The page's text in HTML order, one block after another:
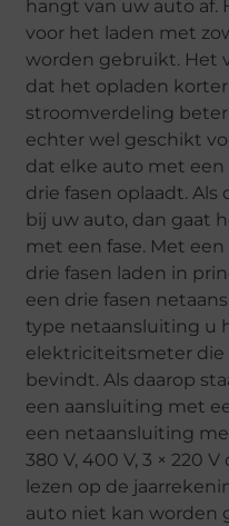
hangt van uw auto af.
voor het laden met
worden gebruikt. Het
dat het opladen
stroomverdeling
echter wel geschikt
dat elke auto met
drie fasen oplaadt.
bij uw auto, dan gaat
met een fase. Met
drie fasen laden in
een drie fasen
type netaansluiting u
elektriciteitsmeter
bevindt. Als daarop
een aansluiting met
een netaansluiting
380 V, 400 V, 3 × 220
lezen op de
auto niet kan worden